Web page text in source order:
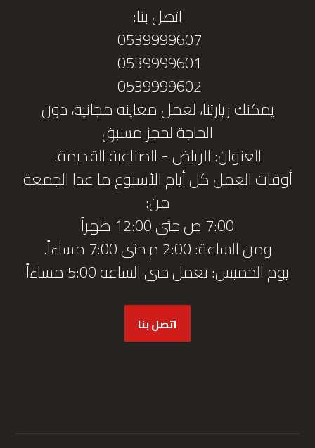
اتصل بنا:
0539999607
0539999601
0539999602
يمكنك زيارتنا، لعمل معاينة مجانية، دون
الحاجة لحجز مسبق
العنوان: الرياض - الصناعية القديمة.
أوقات العمل كل أيام الأسبوع ما عدا الجمعة
من:
7:00 ص حتى 12:00 ظهراً
ومن الساعة: 2:00 م حتى 7:00 مساءاً.
يوم الخميس: نعمل حتى الساعة 5:00 مساءاً
اتصل بنا